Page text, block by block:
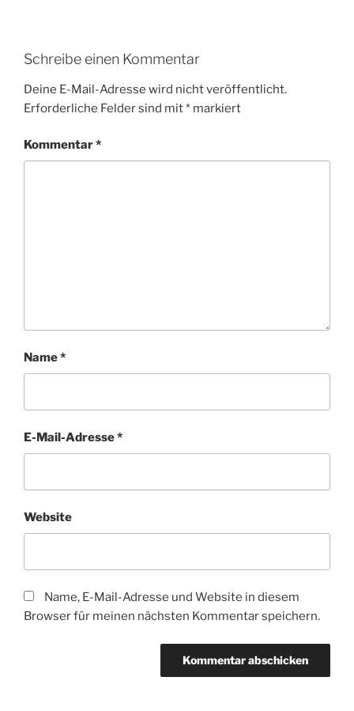
Schreibe einen Kommentar
Deine E-Mail-Adresse wird nicht veröffentlicht.
Erforderliche Felder sind mit* markiert
Kommentar*
Name*
E-Mail-Adresse*
Website
Name, E-Mail-Adresse und Website in diesem
Browser für meinen nächsten Kommentar speichern.